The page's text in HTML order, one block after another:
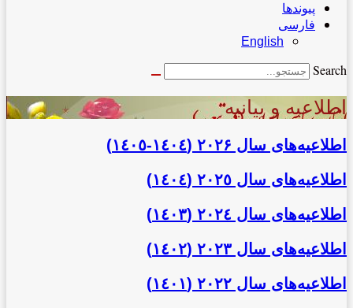
پیوندها
فارسی
English
Search
اطلاعیه و بیانیه
اطلاعیه‌‌های سال ٢٠٢۶ (١٤٠٤-١٤٠٥)
اطلاعیه‌‌های سال ٢٠٢٥ (١٤٠٤)
اطلاعیه‌‌های سال ٢٠٢٤ (١٤٠٣)
اطلاعیه‌‌های سال ٢٠٢٣ (١٤٠٢)
اطلاعیه‌‌های سال ٢٠٢٢ (١٤٠١)